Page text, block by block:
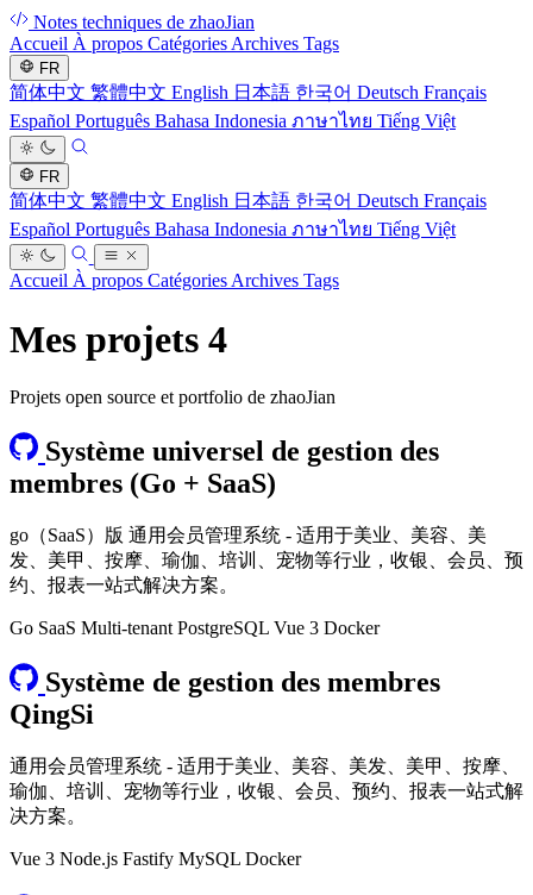
Notes techniques de zhaoJian
Accueil À propos Catégories Archives Tags
FR
简体中文 繁體中文 English 日本語 한국어 Deutsch Français
Español Português Bahasa Indonesia ภาษาไทย Tiếng Việt
FR
简体中文 繁體中文 English 日本語 한국어 Deutsch Français
Español Português Bahasa Indonesia ภาษาไทย Tiếng Việt
Accueil À propos Catégories Archives Tags
Mes projets 4
Projets open source et portfolio de zhaoJian
Système universel de gestion des
membres (Go + SaaS)
go（SaaS）版 通用会员管理系统 - 适用于美业、美容、美
发、美甲、按摩、瑜伽、培训、宠物等行业，收银、会员、预
约、报表一站式解决方案。
Go SaaS Multi-tenant PostgreSQL Vue 3 Docker
Système de gestion des membres
QingSi
通用会员管理系统 - 适用于美业、美容、美发、美甲、按摩、
瑜伽、培训、宠物等行业，收银、会员、预约、报表一站式解
决方案。
Vue 3 Node.js Fastify MySQL Docker